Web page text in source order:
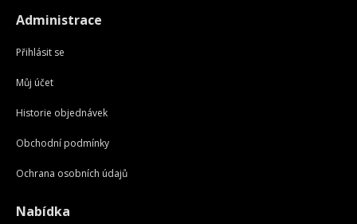
Administrace
Přihlásit se
Můj účet
Historie objednávek
Obchodní podmínky
Ochrana osobních údajů
Nabídka